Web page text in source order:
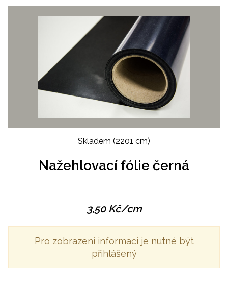
Skladem (2201 cm)
Nažehlovací fólie černá
3,50Kč/cm
Pro zobrazení informací je nutné být
přihlášený